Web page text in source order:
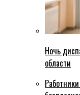
Ночь
области